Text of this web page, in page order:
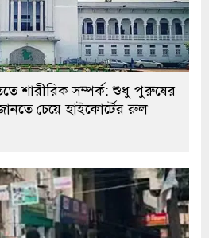
শারীরিক সম্পর্ক: শুধু পুরুষের
চেয়ে হাইকোর্টের রুল